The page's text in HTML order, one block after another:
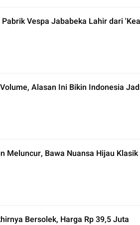
Vespa Jababeka Lahir dari
Alasan Ini Bikin Indonesia
Meluncur, Bawa Nuansa Hijau
Bersolek, Harga Rp 39,5 Juta